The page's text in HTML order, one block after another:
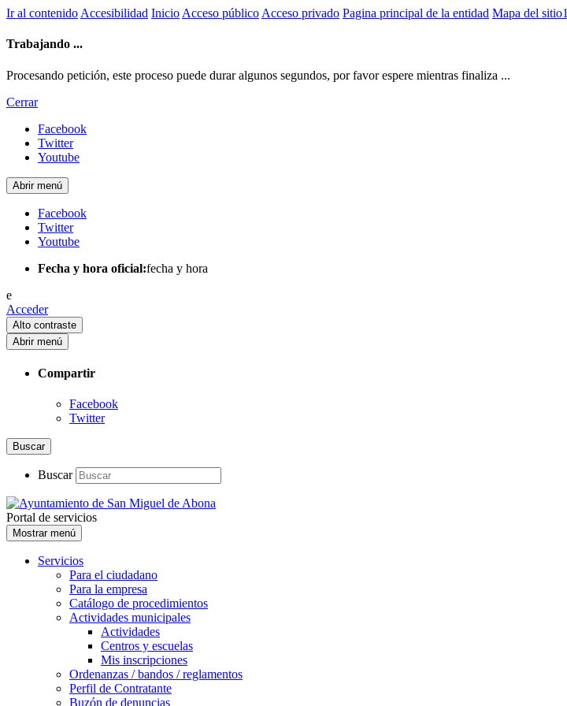
Ir al contenido Accesibilidad Inicio Acceso público Acceso privado Pagina principal de la entidad Mapa del sitio1
Trabajando ...
Procesando petición, este proceso puede durar algunos segundos, por favor espere mientras finaliza ...
Cerrar
Facebook
Twitter
Youtube
Abrir menú
Facebook
Twitter
Youtube
Fecha y hora oficial:fecha y hora
e
Acceder
Alto contraste
Abrir menú
Compartir
Facebook
Twitter
Buscar
Buscar
Portal de servicios
Mostrar menú
Servicios
Para el ciudadano
Para la empresa
Catálogo de procedimientos
Actividades municipales
Actividades
Centros y escuelas
Mis inscripciones
Ordenanzas / bandos / reglamentos
Perfil de Contratante
Buzón de denuncias